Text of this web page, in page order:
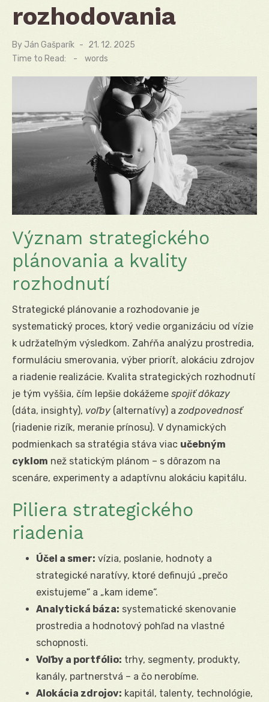
rozhodovania
By Ján Gašparík
Posted
on
21. 12. 2025
Time to Read:
- words
Význam strategického
plánovania a kvality
rozhodnutí
Strategické plánovanie a rozhodovanie je
systematický proces, ktorý vedie organizáciu od vízie
k udržateľným výsledkom. Zahŕňa analýzu prostredia,
formuláciu smerovania, výber priorít, alokáciu zdrojov
a riadenie realizácie. Kvalita strategických rozhodnutí
je tým vyššia, čím lepšie dokážeme spojiť dôkazy
(dáta, insighty), voľby (alternatívy) a zodpovednosť
(riadenie rizík, meranie prínosu). V dynamických
podmienkach sa stratégia stáva viac učebným
cyklom než statickým plánom – s dôrazom na
scenáre, experimenty a adaptívnu alokáciu kapitálu.
Piliera strategického
riadenia
Účel a smer: vízia, poslanie, hodnoty a
strategické naratívy, ktoré definujú „prečo
existujeme“ a „kam ideme“.
Analytická báza: systematické skenovanie
prostredia a hodnotový pohľad na vlastné
schopnosti.
Voľby a portfólio: trhy, segmenty, produkty,
kanály, partnerstvá – a čo nerobíme.
Alokácia zdrojov: kapitál, talenty, technológie,